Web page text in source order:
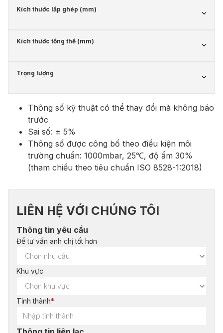
Kích thước lắp ghép (mm)
Kích thước tổng thể (mm)
Trọng lượng
Thông số kỹ thuật có thể thay đổi mà không báo
trước
Sai số: ± 5%
Thông số được công bố theo điều kiện môi
trường chuẩn: 1000mbar, 25℃, độ ẩm 30%
(tham chiếu theo tiêu chuẩn ISO 8528-1:2018)
LIÊN HỆ VỚI CHÚNG TÔI
Thông tin yêu cầu
Để tư vấn anh chị tốt hơn
Khu vực
Tỉnh thành*